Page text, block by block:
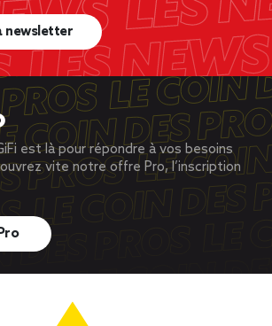
newsletter
est là pour répondre à vos besoins
vite notre offre Pro, l’inscription